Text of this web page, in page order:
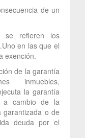
de un
se refieren los
en las que el
exención.
de la garantía
inmuebles,
la garantía
a cambio de la
o de
deuda por el